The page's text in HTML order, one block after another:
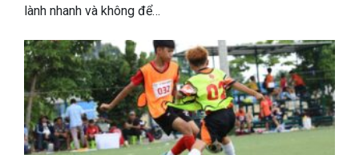
lành nhanh và không để…